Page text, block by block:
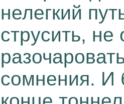
нелегкий
струсить, не
сомнения. И